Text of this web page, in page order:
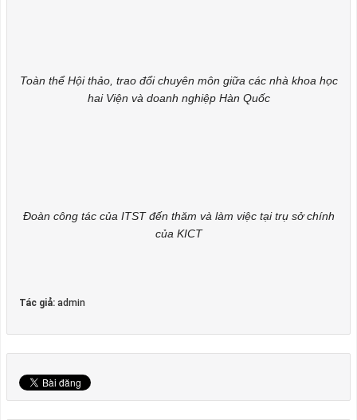
Toàn thể Hội thảo, trao đổi chuyên môn giữa các nhà khoa học
hai Viện và doanh nghiệp Hàn Quốc
Đoàn công tác của ITST đến thăm và làm việc tại trụ sở chính
của KICT
Tác giả: admin